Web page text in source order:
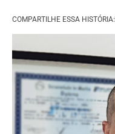
COMPARTILHE ESSA HISTÓRIA: